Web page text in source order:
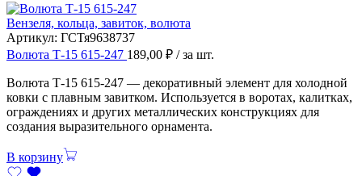
Вензеля, кольца, завиток, волюта
Артикул: ГСТя9638737
Волюта Т-15 615-247 189,00 ₽ / за шт.
Волюта Т-15 615-247 — декоративный элемент для холодной
ковки с плавным завитком. Используется в воротах, калитках,
ограждениях и других металлических конструкциях для
создания выразительного орнамента.
В корзину